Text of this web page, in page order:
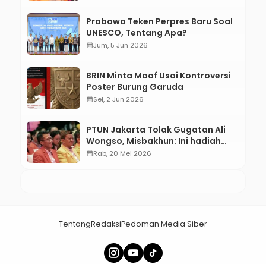
Prabowo Teken Perpres Baru Soal
UNESCO, Tentang Apa?
calendar_monthJum, 5 Jun 2026
BRIN Minta Maaf Usai Kontroversi
Poster Burung Garuda
calendar_monthSel, 2 Jun 2026
PTUN Jakarta Tolak Gugatan Ali
Wongso, Misbakhun: Ini hadiah
Ulang Tahun Ke-66 SOKSI
calendar_monthRab, 20 Mei 2026
TentangRedaksiPedoman Media Siber